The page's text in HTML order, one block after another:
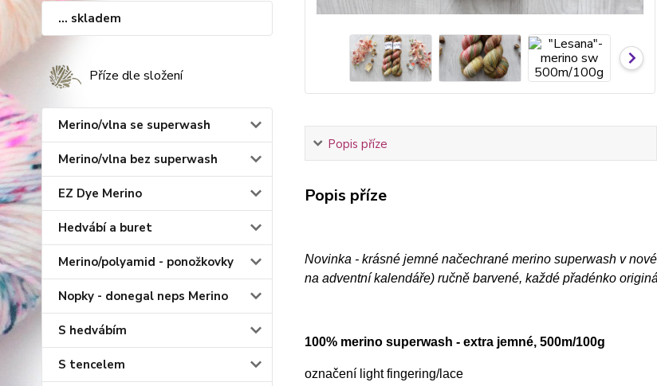
... skladem
Příze dle složení
Merino/vlna se superwash
Merino/vlna bez superwash
EZ Dye Merino
Hedvábí a buret
Merino/polyamid - ponožkovky
Nopky - donegal neps Merino
S hedvábím
S tencelem
Popis příze
Popis příze
Novinka - krásné jemné načechrané merino superwash v
na adventní kalendáře) ručně barvené, každé přadénko
100% merino superwash - extra jemné, 500m/100g
označení light fingering/lace